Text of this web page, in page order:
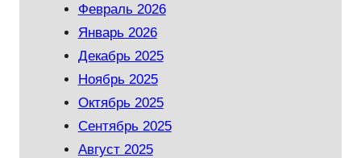
Февраль 2026
Январь 2026
Декабрь 2025
Ноябрь 2025
Октябрь 2025
Сентябрь 2025
Август 2025